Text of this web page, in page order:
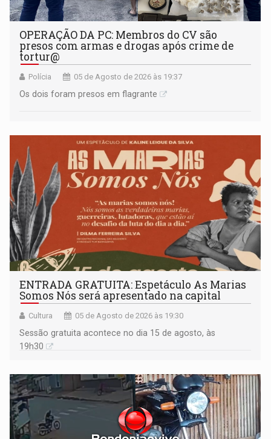
OPERAÇÃO DA PC: Membros do CV são
presos com armas e drogas após crime de
tortur@
Polícia 05 de Agosto de 2026 às 19:37
Os dois foram presos em flagrante
ENTRADA GRATUITA: Espetáculo As Marias
Somos Nós será apresentado na capital
Cultura 05 de Agosto de 2026 às 19:30
Sessão gratuita acontece no dia 15 de agosto, às
19h30